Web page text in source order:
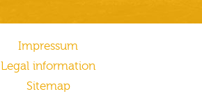
Impressum
Legal information
Sitemap